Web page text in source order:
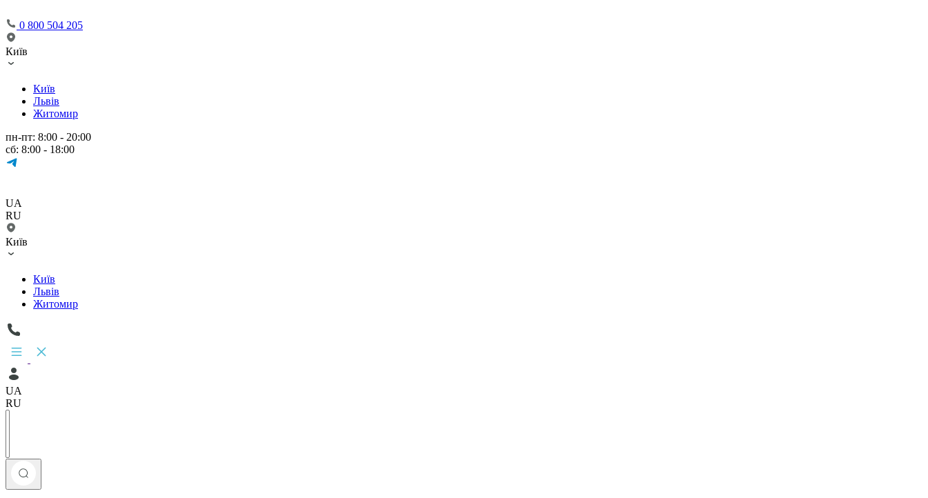
0 800 504 205
Київ
Київ
Львів
Житомир
пн-пт: 8:00 - 20:00
сб: 8:00 - 18:00
UA
RU
Київ
Київ
Львів
Житомир
UA
RU